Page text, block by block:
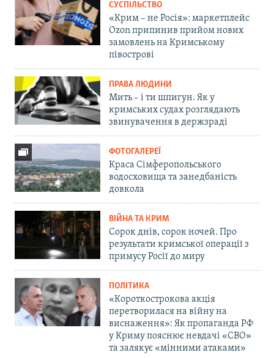
СУСПІЛЬСТВО
«Крим – не Росія»: маркетплейс
Ozon припинив прийом нових
замовлень на Кримському
півострові
ПРАВА ЛЮДИНИ
Мить – і ти шпигун. Як у
кримських судах розглядають
звинувачення в держзраді
ФОТОГАЛЕРЕЇ
Краса Сімферопольського
водосховища та занедбаність
довкола
ВІЙНА ТА КРИМ
Сорок днів, сорок ночей. Про
результати кримської операції з
примусу Росії до миру
ПОЛІТИКА
«Короткострокова акція
перетворилася на війну на
виснаження»: Як пропаганда РФ
у Криму пояснює невдачі «СВО»
та залякує «мінними атаками»